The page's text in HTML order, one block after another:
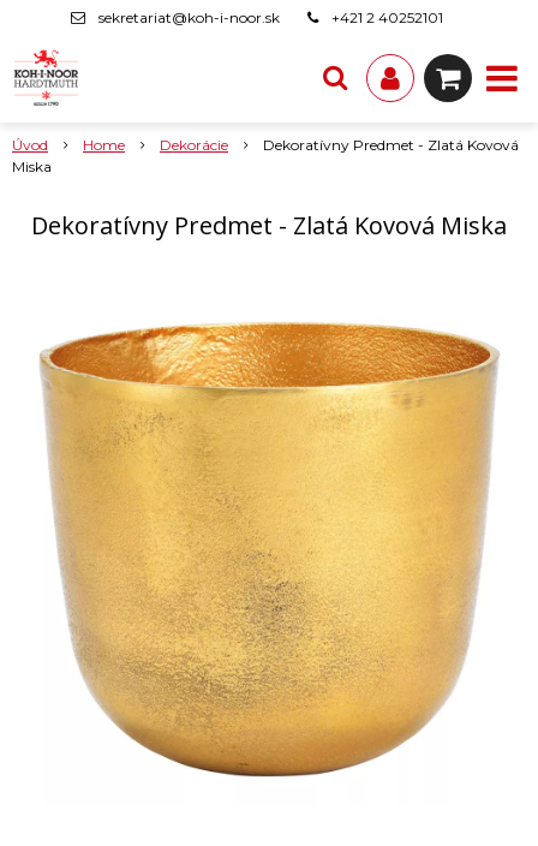
sekretariat@koh-i-noor.sk +421 2 40252101
Úvod Home Dekorácie
Dekoratívny Predmet - Zlatá Kovová
Miska
Dekoratívny Predmet - Zlatá Kovová Miska